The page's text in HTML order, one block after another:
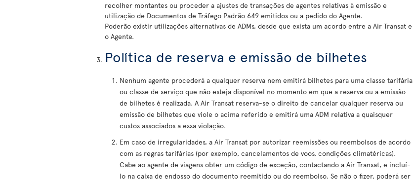
recolher montantes ou proceder a ajustes de transações de agentes relativas à emissão e
utilização de Documentos de Tráfego Padrão 649 emitidos ou a pedido do Agente.
Poderão existir utilizações alternativas de ADMs, desde que exista um acordo entre a Air Transat e
o Agente.
Política de reserva e emissão de bilhetes
Nenhum agente procederá a qualquer reserva nem emitirá bilhetes para uma classe tarifária
ou classe de serviço que não esteja disponível no momento em que a reserva ou a emissão
de bilhetes é realizada. A Air Transat reserva-se o direito de cancelar qualquer reserva ou
emissão de bilhetes que viole o acima referido e emitirá uma ADM relativa a quaisquer
custos associados a essa violação.
Em caso de irregularidades, a Air Transat por autorizar reemissões ou reembolsos de acordo
com as regras tarifárias (por exemplo, cancelamentos de voos, condições climatéricas).
Cabe ao agente de viagens obter um código de exceção, contactando a Air Transat, e incluí-
lo na caixa de endosso do documento reemitido ou do reembolso. Se não o fizer, poderá ser